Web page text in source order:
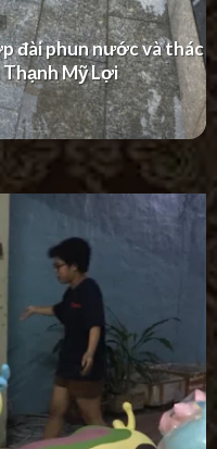
tại Khu Dân Cư Hà Đô